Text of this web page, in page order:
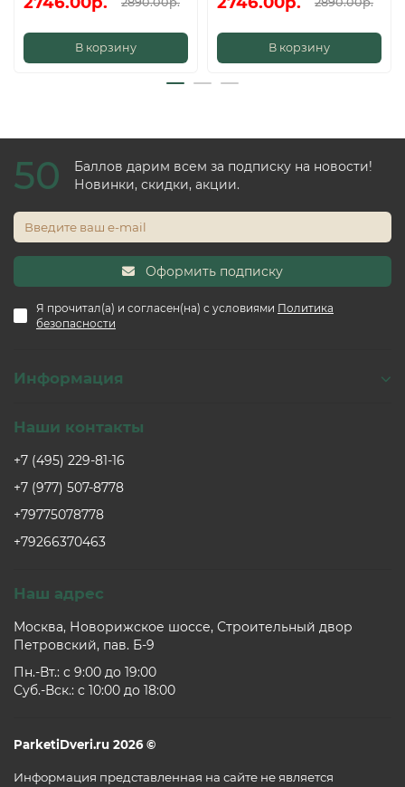
В корзину В корзину
50
Баллов дарим всем за подписку на новости!
Новинки, скидки, акции.
Оформить подписку
Я прочитал(а) и согласен(на) с условиями Политика
безопасности
Информация
Наши контакты
+7 (495) 229-81-16
+7 (977) 507-8778
+79775078778
+79266370463
Наш адрес
Москва, Новорижское шоссе, Строительный двор
Петровский, пав. Б-9
Пн.-Вт.: c 9:00 до 19:00
Суб.-Вск.: c 10:00 до 18:00
ParketiDveri.ru 2026 ©
Информация представленная на сайте не является